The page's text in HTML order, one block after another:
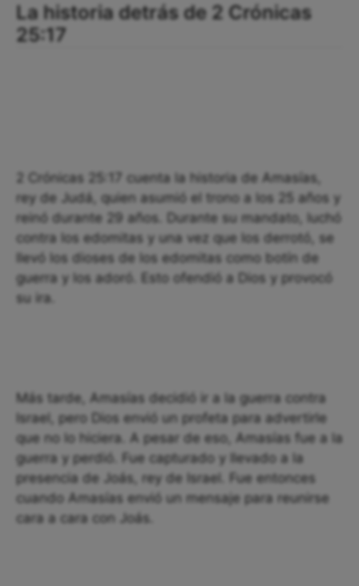
La historia detrás de 2 Crónicas
25:17
2 Crónicas 25:17 cuenta la historia de Amasías,
rey de Judá, quien asumió el trono a los 25 años y
reinó durante 29 años. Durante su mandato, luchó
contra los edomitas y una vez que los derrotó, se
llevó los dioses de los edomitas como botín de
guerra y los adoró. Esto ofendió a Dios y provocó
su ira.
Más tarde, Amasías decidió ir a la guerra contra
Israel, pero Dios envió un profeta para advertirle
que no lo hiciera. A pesar de eso, Amasías fue a la
guerra y perdió. Fue capturado y llevado a la
presencia de Joás, rey de Israel. Fue entonces
cuando Amasías envió un mensaje para reunirse
cara a cara con Joás.